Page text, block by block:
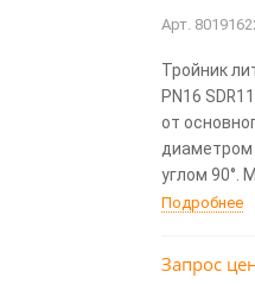
Арт.
Тройник
PN16
от
диаметром
углом 90°.
Подробнее
Запрос